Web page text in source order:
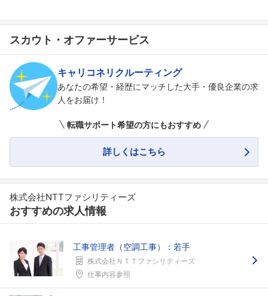
スカウト・オファーサービス
キャリコネリクルーティング
あなたの希望・経歴にマッチした大手・優良企業の求
人をお届け！
転職サポート希望の方にもおすすめ
詳しくはこちら
株式会社NTTファシリティーズ
おすすめの求人情報
工事管理者（空調工事）：若手
株式会社ＮＴＴファシリティーズ
仕事内容参照